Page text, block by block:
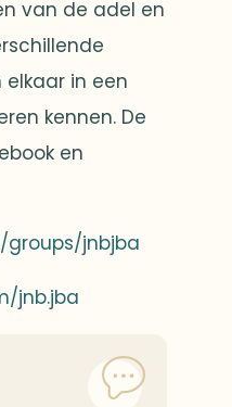
van de adel en
in een
kennen. De
en
groups/jnbjba
jnb.jba